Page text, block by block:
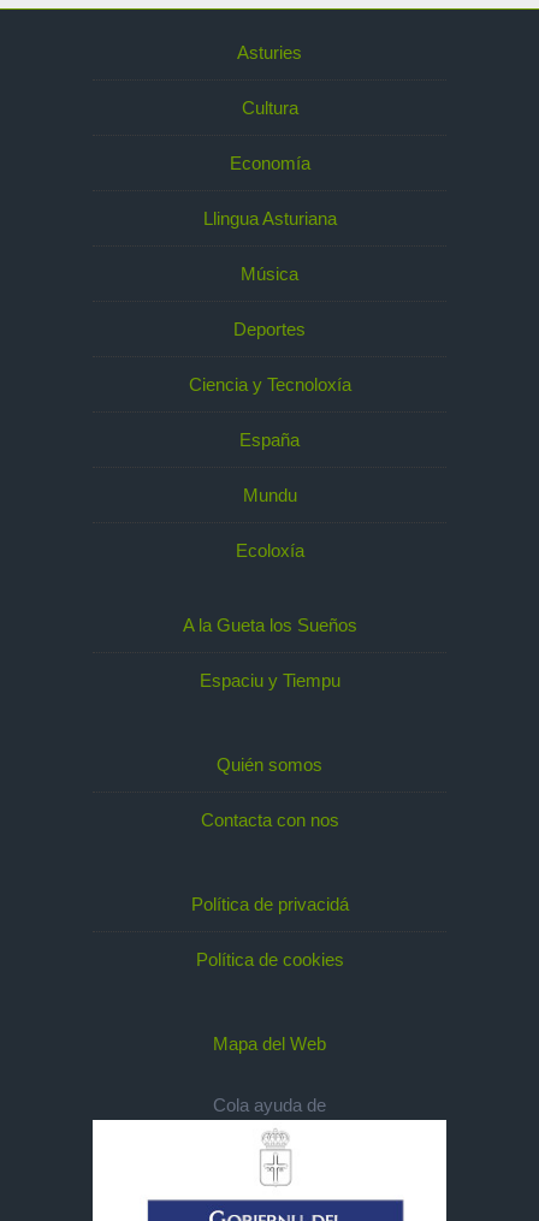
Asturies
Cultura
Economía
Llingua Asturiana
Música
Deportes
Ciencia y Tecnoloxía
España
Mundu
Ecoloxía
A la Gueta los Sueños
Espaciu y Tiempu
Quién somos
Contacta con nos
Política de privacidá
Política de cookies
Mapa del Web
Cola ayuda de